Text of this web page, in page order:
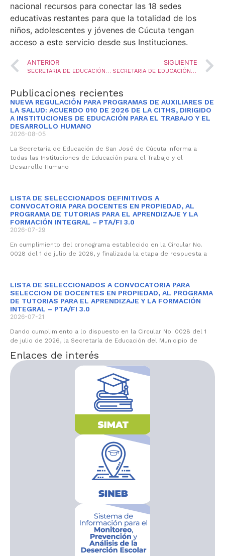
nacional recursos para conectar las 18 sedes
educativas restantes para que la totalidad de los
niños, adolescentes y jóvenes de Cúcuta tengan
acceso a este servicio desde sus Instituciones.
ANTERIOR
SECRETARIA DE EDUCACIÓN MUNICIPAL VERIFICÓ ENTREGAS DEL PAE
SIGUIENTE
SECRETARIA DE EDUCACIÓN MUNICIPAL COMPROMETIDA CON LA EDUCACIÓN ESPECIAL
Publicaciones recientes
NUEVA REGULACIÓN PARA PROGRAMAS DE AUXILIARES DE
LA SALUD: ACUERDO 010 DE 2026 DE LA CITHS, DIRIGIDO
A INSTITUCIONES DE EDUCACIÓN PARA EL TRABAJO Y EL
DESARROLLO HUMANO
2026-08-05
La Secretaría de Educación de San José de Cúcuta informa a
todas las Instituciones de Educación para el Trabajo y el
Desarrollo Humano
LISTA DE SELECCIONADOS DEFINITIVOS A
CONVOCATORIA PARA DOCENTES EN PROPIEDAD, AL
PROGRAMA DE TUTORIAS PARA EL APRENDIZAJE Y LA
FORMACIÓN INTEGRAL – PTA/FI 3.0
2026-07-29
En cumplimiento del cronograma establecido en la Circular No.
0028 del 1 de julio de 2026, y finalizada la etapa de respuesta a
LISTA DE SELECCIONADOS A CONVOCATORIA PARA
SELECCION DE DOCENTES EN PROPIEDAD, AL PROGRAMA
DE TUTORIAS PARA EL APRENDIZAJE Y LA FORMACIÓN
INTEGRAL – PTA/FI 3.0
2026-07-21
Dando cumplimiento a lo dispuesto en la Circular No. 0028 del 1
de julio de 2026, la Secretaría de Educación del Municipio de
Enlaces de interés